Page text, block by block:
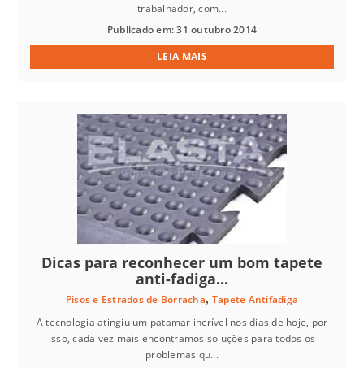
trabalhador, com...
Publicado em: 31 outubro 2014
LEIA MAIS
Dicas para reconhecer um bom tapete
anti-fadiga...
Pisos e Estrados de Borracha, Tapete Antifadiga
A tecnologia atingiu um patamar incrível nos dias de hoje, por
isso, cada vez mais encontramos soluções para todos os
problemas qu...